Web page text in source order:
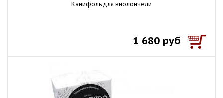
Канифоль для виолончели
1 680 руб